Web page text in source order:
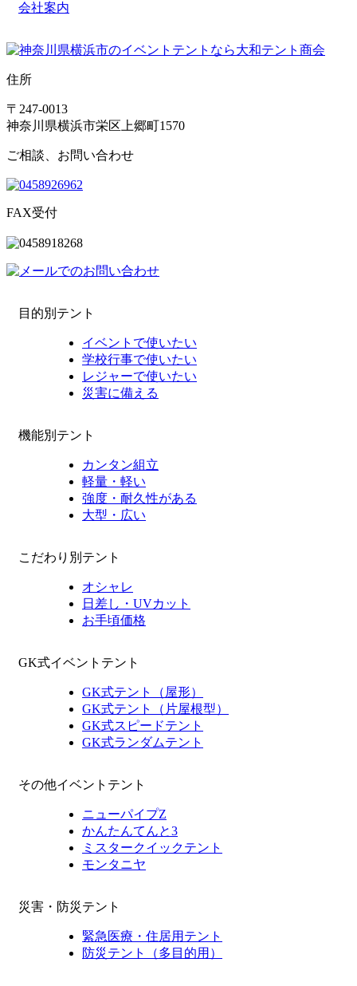
会社案内
住所
〒247-0013
神奈川県横浜市栄区上郷町1570
ご相談、お問い合わせ
FAX受付
目的別テント
イベントで使いたい
学校行事で使いたい
レジャーで使いたい
災害に備える
機能別テント
カンタン組立
軽量・軽い
強度・耐久性がある
大型・広い
こだわり別テント
オシャレ
日差し・UVカット
お手頃価格
GK式イベントテント
GK式テント（屋形）
GK式テント（片屋根型）
GK式スピードテント
GK式ランダムテント
その他イベントテント
ニューパイプZ
かんたんてんと3
ミスタークイックテント
モンタニヤ
災害・防災テント
緊急医療・住居用テント
防災テント（多目的用）